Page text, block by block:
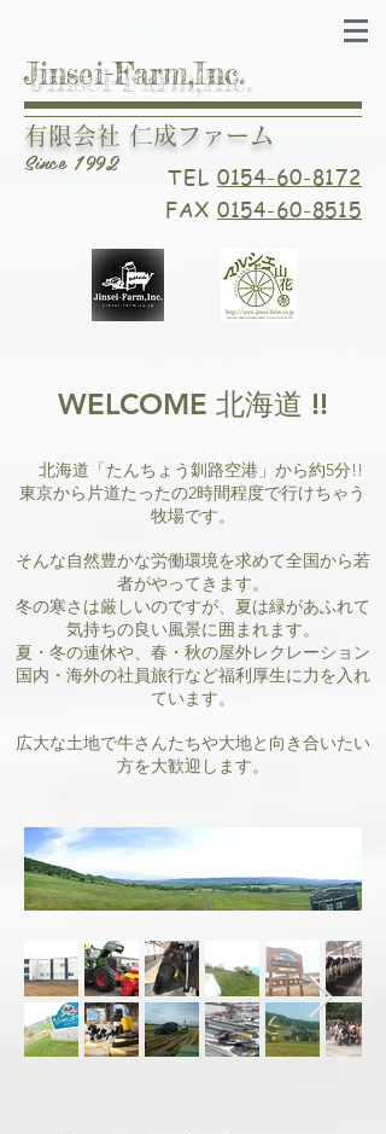
Jinsei-Farm,Inc.
有限会社 仁成ファーム
Since 1992 TEL 0154-60-8172
FAX 0154-60-8515
WELCOME 北海道 !!
北海道「たんちょう釧路空港」から約5分!!
東京から片道たったの2時間程度で行けちゃう
牧場です。
そんな自然豊かな労働環境を求めて全国から若
者がやってきます。
冬の寒さは厳しいのですが、夏は緑があふれて
気持ちの良い風景に囲まれます。
夏・冬の連休や、春・秋の屋外レクレーション
国内・海外の社員旅行など福利厚生に力を入れ
ています。
広大な土地で牛さんたちや大地と向き合いたい
方を大歓迎します。